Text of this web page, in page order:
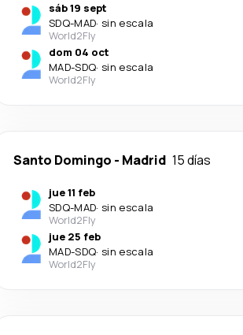
sáb 19 sept
SDQ-MAD· sin escala
World2Fly
dom 04 oct
MAD-SDQ· sin escala
World2Fly
Santo Domingo - Madrid 15 días
jue 11 feb
SDQ-MAD· sin escala
World2Fly
jue 25 feb
MAD-SDQ· sin escala
World2Fly